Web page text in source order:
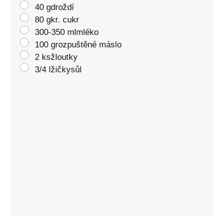
40 gdroždí
80 gkr. cukr
300-350 mlmléko
100 grozpuštěné máslo
2 ksžloutky
3/4 lžičkysůl